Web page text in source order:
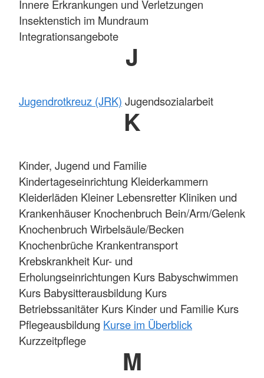
Innere Erkrankungen und Verletzungen
Insektenstich im Mundraum
Integrationsangebote
J
Jugendrotkreuz (JRK) Jugendsozialarbeit
K
Kinder, Jugend und Familie
Kindertageseinrichtung Kleiderkammern
Kleiderläden Kleiner Lebensretter Kliniken und
Krankenhäuser Knochenbruch Bein/Arm/Gelenk
Knochenbruch Wirbelsäule/Becken
Knochenbrüche Krankentransport
Krebskrankheit Kur- und
Erholungseinrichtungen Kurs Babyschwimmen
Kurs Babysitterausbildung Kurs
Betriebssanitäter Kurs Kinder und Familie Kurs
Pflegeausbildung Kurse im Überblick
Kurzzeitpflege
M